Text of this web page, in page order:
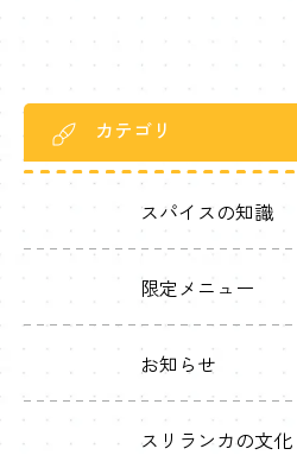
カテゴリ
スパイスの知識
限定メニュー
お知らせ
スリランカの文化